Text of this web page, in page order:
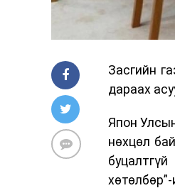
Засгийн
дараах
Япон
нөхцөл